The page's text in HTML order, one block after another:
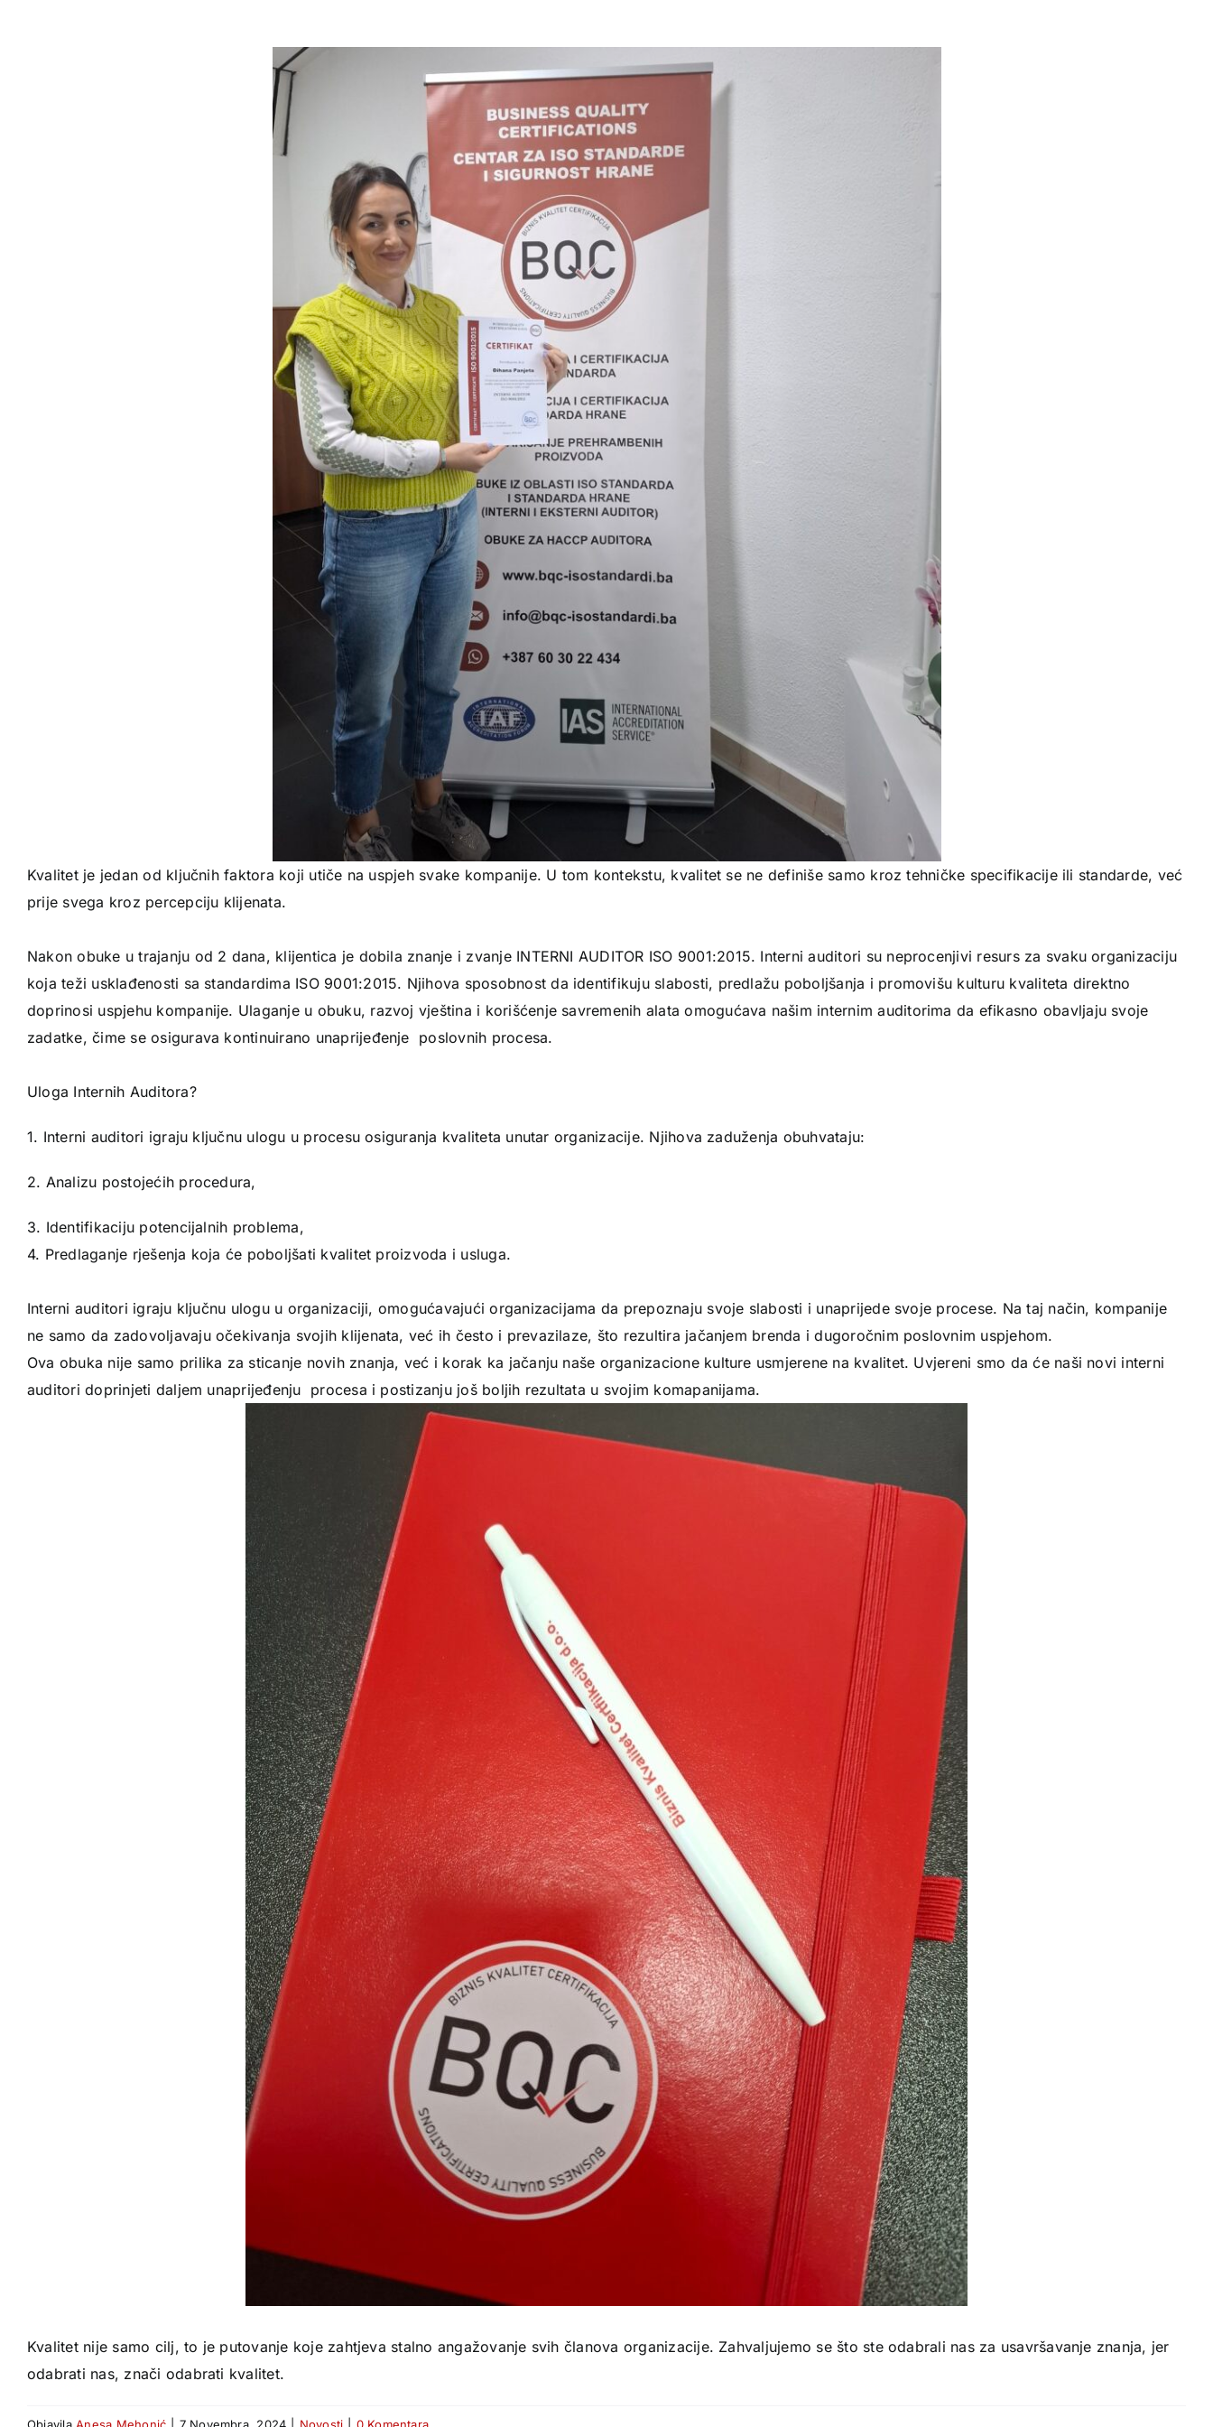
Kvalitet je jedan od ključnih faktora koji utiče na uspjeh svake kompanije. U tom kontekstu, kvalitet se ne definiše samo kroz tehničke specifikacije ili standarde, već
prije svega kroz percepciju klijenata.
Nakon obuke u trajanju od 2 dana, klijentica je dobila znanje i zvanje INTERNI AUDITOR ISO 9001:2015. Interni auditori su neprocenjivi resurs za svaku organizaciju
koja teži usklađenosti sa standardima ISO 9001:2015. Njihova sposobnost da identifikuju slabosti, predlažu poboljšanja i promovišu kulturu kvaliteta direktno
doprinosi uspjehu kompanije. Ulaganje u obuku, razvoj vještina i korišćenje savremenih alata omogućava našim internim auditorima da efikasno obavljaju svoje
zadatke, čime se osigurava kontinuirano unaprijeđenje poslovnih procesa.
Uloga Internih Auditora?
1. Interni auditori igraju ključnu ulogu u procesu osiguranja kvaliteta unutar organizacije. Njihova zaduženja obuhvataju:
2. Analizu postojećih procedura,
3. Identifikaciju potencijalnih problema,
4. Predlaganje rješenja koja će poboljšati kvalitet proizvoda i usluga.
Interni auditori igraju ključnu ulogu u organizaciji, omogućavajući organizacijama da prepoznaju svoje slabosti i unaprijede svoje procese. Na taj način, kompanije
ne samo da zadovoljavaju očekivanja svojih klijenata, već ih često i prevazilaze, što rezultira jačanjem brenda i dugoročnim poslovnim uspjehom.
Ova obuka nije samo prilika za sticanje novih znanja, već i korak ka jačanju naše organizacione kulture usmjerene na kvalitet. Uvjereni smo da će naši novi interni
auditori doprinjeti daljem unaprijeđenju procesa i postizanju još boljih rezultata u svojim komapanijama.
Kvalitet nije samo cilj, to je putovanje koje zahtjeva stalno angažovanje svih članova organizacije. Zahvaljujemo se što ste odabrali nas za usavršavanje znanja, jer
odabrati nas, znači odabrati kvalitet.